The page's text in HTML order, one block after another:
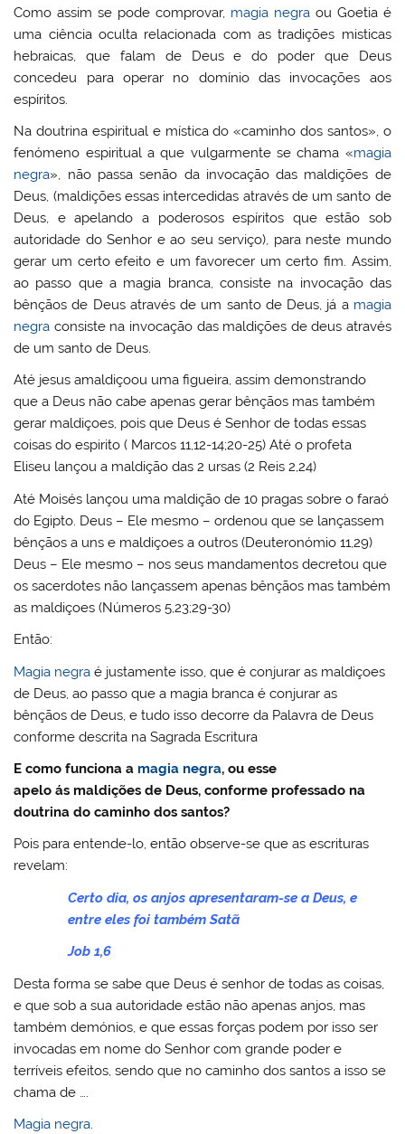
Como assim se pode comprovar, magia negraou Goetia é
uma ciência oculta relacionada com as tradições misticas
hebraicas, que falam de Deus e do poder que Deus
concedeu para operar no domínio das invocações aos
espíritos.
Na doutrina espiritual e mística do «caminho dos santos», o
fenómeno espiritual a que vulgarmente se chama «magia
negra», não passa senão da invocação das maldições de
Deus, (maldições essas intercedidas através de um santo de
Deus, e apelando a poderosos espíritos que estão sob
autoridade do Senhor e ao seu serviço), para neste mundo
gerar um certo efeito e um favorecer um certo fim. Assim,
ao passo que a magia branca, consiste na invocação das
bênçãos de Deus através de um santo de Deus, já a magia
negra consiste na invocação das maldições de deus através
de um santo de Deus.
Até jesus amaldiçoou uma figueira, assim demonstrando
que a Deus não cabe apenas gerar bênçãos mas também
gerar maldiçoes, pois que Deus é Senhor de todas essas
coisas do espirito ( Marcos 11,12-14;20-25) Até o profeta
Eliseu lançou a maldição das 2 ursas (2 Reis 2,24)
Até Moisés lançou uma maldição de 10 pragas sobre o faraó
do Egipto. Deus – Ele mesmo – ordenou que se lançassem
bênçãos a uns e maldiçoes a outros (Deuteronómio 11,29)
Deus – Ele mesmo – nos seus mandamentos decretou que
os sacerdotes não lançassem apenas bênçãos mas também
as maldiçoes (Números 5,23;29-30)
Então:
Magia negra é justamente isso, que é conjurar as maldiçoes
de Deus, ao passo que a magia branca é conjurar as
bênçãos de Deus, e tudo isso decorre da Palavra de Deus
conforme descrita na Sagrada Escritura
E como funciona a magia negra, ou esse
apelo ás maldições de Deus, conforme professado na
doutrina do caminho dos santos?
Pois para entende-lo, então observe-se que as escrituras
revelam:
Certo dia, os anjos apresentaram-se a Deus, e
entre eles foi também Satã
Job 1,6
Desta forma se sabe que Deus é senhor de todas as coisas,
e que sob a sua autoridade estão não apenas anjos, mas
também demónios, e que essas forças podem por isso ser
invocadas em nome do Senhor com grande poder e
terríveis efeitos, sendo que no caminho dos santos a isso se
chama de ….
Magia negra.